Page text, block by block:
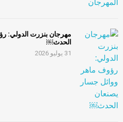
مهرجان بنزرت الدولي:
الحدث￼
31 يوليو 2026